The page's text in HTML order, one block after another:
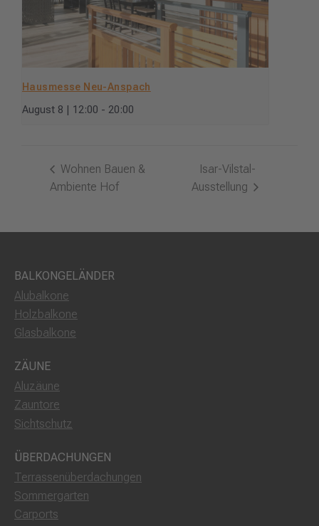
Hausmesse Neu-Anspach
August 8 | 12:00 - 20:00
Wohnen Bauen &
Ambiente Hof
Isar-Vilstal-
Ausstellung
BALKONGELÄNDER
Alubalkone
Holzbalkone
Glasbalkone
ZÄUNE
Aluzäune
Zauntore
Sichtschutz
ÜBERDACHUNGEN
Terrassenüberdachungen
Sommergarten
Carports